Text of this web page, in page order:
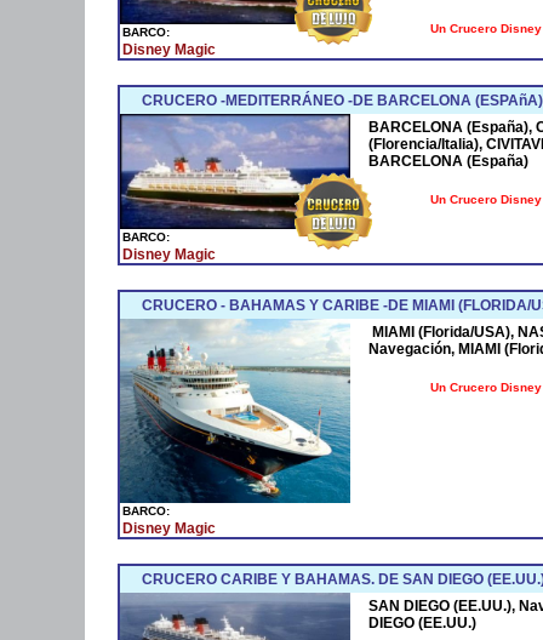
BARCO:
Disney Magic
Un Crucero
CRUCERO -MEDITERRÁNEO -DE BARCELONA (ESPAñA)
BARCO:
Disney Magic
BARCELONA (España),
(Florencia/Italia),
BARCELONA (España)
Un Crucero
CRUCERO - BAHAMAS Y CARIBE -DE MIAMI (FLORIDA/
BARCO:
Disney Magic
MIAMI (Florida/USA),
Navegación, MIAMI
Un Crucero
CRUCERO CARIBE Y BAHAMAS. DE SAN DIEGO
SAN DIEGO (EE.UU.),
DIEGO (EE.UU.)